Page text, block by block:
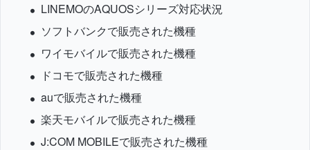
LINEMOのAQUOSシリーズ対応状況
ソフトバンクで販売された機種
ワイモバイルで販売された機種
ドコモで販売された機種
auで販売された機種
楽天モバイルで販売された機種
J:COM MOBILEで販売された機種